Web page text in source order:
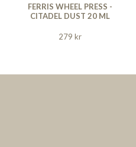
FERRIS WHEEL PRESS -
CITADEL DUST 20 ML
279 kr